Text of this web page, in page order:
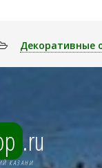
Декоративные
.ru
КАЗАНИ